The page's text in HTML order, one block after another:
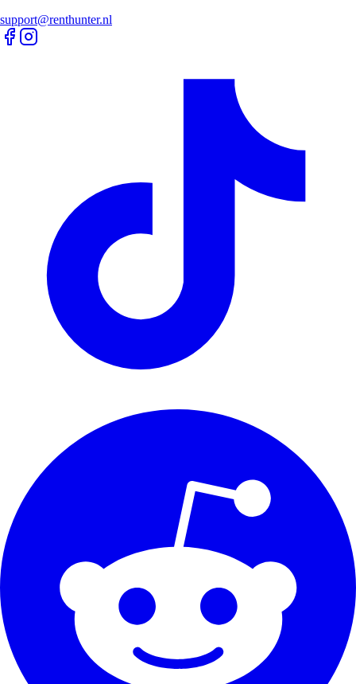
support@renthunter.nl